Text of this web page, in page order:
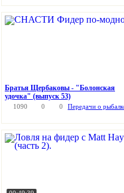
Братья Щербаковы - "Болонская
удочка" (выпуск 53)
1090 0 0 Передачи о